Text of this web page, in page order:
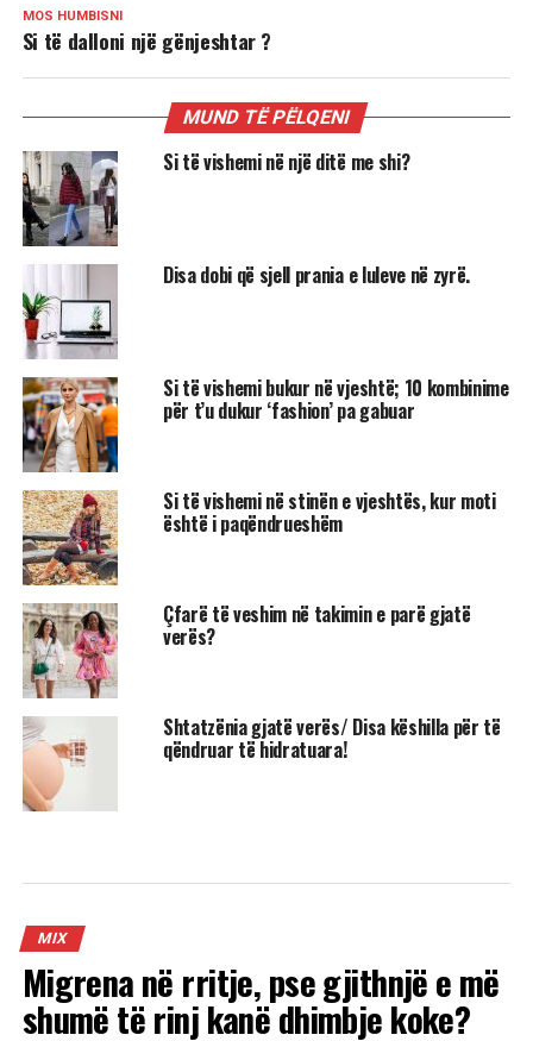
MOS HUMBISNI
Si të dalloni një gënjeshtar ?
MUND TË PËLQENI
Si të vishemi në një ditë me shi?
Disa dobi që sjell prania e luleve në zyrë.
Si të vishemi bukur në vjeshtë; 10 kombinime
për t’u dukur ‘fashion’ pa gabuar
Si të vishemi në stinën e vjeshtës, kur moti
është i paqëndrueshëm
Çfarë të veshim në takimin e parë gjatë
verës?
Shtatzënia gjatë verës/ Disa këshilla për të
qëndruar të hidratuara!
MIX
Migrena në rritje, pse gjithnjë e më
shumë të rinj kanë dhimbje koke?